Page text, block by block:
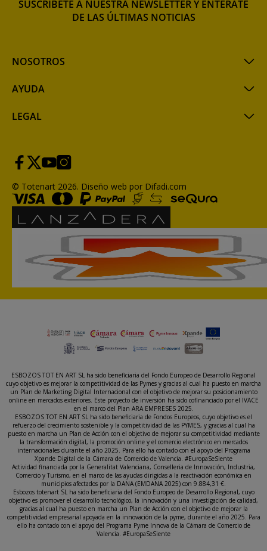
NOSOTROS
AYUDA
LEGAL
SUSCRÍBETE A NUESTRA NEWSLETTER Y ENTÉRATE
DE LAS ÚLTIMAS NOTICIAS
© Totenart 2026. Diseño web por Difadi.com
ESBOZOS TOT EN ART SL ha sido beneficiaria del Fondo Europeo de Desarrollo Regional
cuyo objetivo es mejorar la competitividad de las Pymes y gracias al cual ha puesto en marcha
un Plan de Marketing Digital Internacional con el objetivo de mejorar su posicionamiento
online en mercados exteriores. Este proyecto de inversión ha sido cofinanciado por el IVACE
en el marco del Plan ARA EMPRESES 2025.
ESBOZOS TOT EN ART SL ha sido beneficiaria de Fondos Europeos, cuyo objetivo es el
refuerzo del crecimiento sostenible y la competitividad de las PYMES, y gracias al cual ha
puesto en marcha un Plan de Acción con el objetivo de mejorar su competitividad mediante
la transformación digital, la promoción online y el comercio electrónico en mercados
internacionales durante el año 2025. Para ello ha contado con el apoyo del Programa
Xpande Digital de la Cámara de Comercio de Valencia. #EuropaSeSiente
Actividad financiada por la Generalitat Valenciana, Conselleria de Innovación, Industria,
Comercio y Turismo, en el marco de las ayudas dirigidas a la reactivación económica en
municipios afectados por la DANA (EMDANA 2025) con 9.884,31 €.
Esbozos totenart SL ha sido beneficiaria del Fondo Europeo de Desarrollo Regional, cuyo
objetivo es promover el desarrollo tecnológico, la innovación y una investigación de calidad,
gracias al cual ha puesto en marcha un Plan de Acción con el objetivo de mejorar la
competitividad empresarial apoyada en la innovación de la pyme, durante el año 2025. Para
ello ha contado con el apoyo del Programa Pyme Innova de la Cámara de Comercio de
Valencia. #EuropaSeSiente